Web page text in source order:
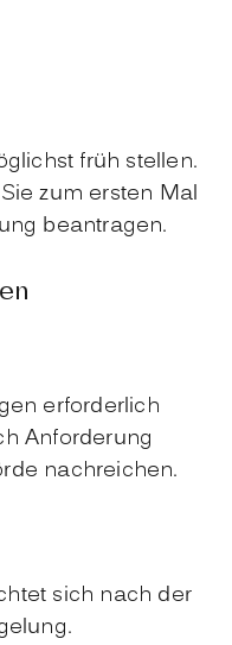
früh stellen.
zum ersten Mal
beantragen.
erforderlich
Anforderung
nachreichen.
sich nach der